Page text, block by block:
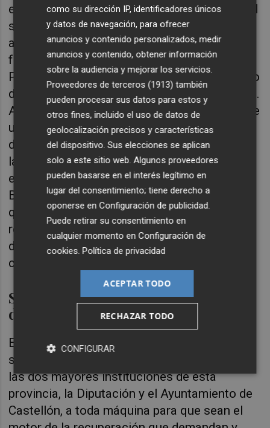
estrategia política interna del PPCS, ya que el
secretario general pasa a tener un papel
activo en una institución que consideramos
fundamental dentro del proyecto que el
Partido Popular está construyendo al servicio
de los castellonenses en los 135 municipios”.
Asimismo, señalan fuentes del PP a través de
un comunicado, la decisión permitirá al
diputado Vicent Sales “reforzar su trabajo en
la ciudad de Castellón, donde es número dos
en el Grupo Municipal Popular, y donde
Begoña Carrasco está perfilando el proyecto
que debe permitir recuperar la alcaldía y
reorientar el trabajo de la máxima institución
de la capital al servicio de los
castellonenses”.
Sales entra en el comité de
dirección
El objetivo último del Partido Popular es,
según explican estas mismas fuentes, “poner
las dos mayores instituciones de esta
provincia, la Diputación y el Ayuntamiento de
Castellón, a toda máquina para que sean el
como su dirección IP, identificadores únicos
y datos de navegación, para ofrecer
anuncios y contenido personalizados, medir
anuncios y contenido, obtener información
sobre la audiencia y mejorar los servicios.
Proveedores de terceros (1913) también
pueden procesar sus datos para estos y
otros fines, incluido el uso de datos de
geolocalización precisos y características
del dispositivo. Sus elecciones se aplican
solo a este sitio web. Algunos proveedores
pueden basarse en el interés legítimo en
lugar del consentimiento; tiene derecho a
oponerse enConfiguración de publicidad
Puede retirar su consentimiento en
cualquier momento enConfiguración de
cookies .Política de privacidad
ACEPTAR TODO
RECHAZAR TODO
CONFIGURAR